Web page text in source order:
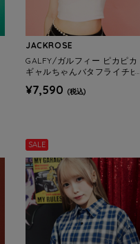
JACKROSE
GALFY/ガルフィー ピカピカ
ギャルちゃんバタフライチビT
¥7,590 (税込)
SALE